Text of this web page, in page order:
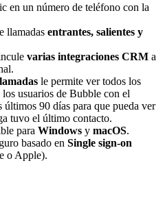
en un número de teléfono con la
llamadas entrantes, salientes y
varias integraciones CRM a
le permite ver todos los
usuarios de Bubble con el
90 días para que pueda ver
tuvo el último contacto.
para Windows y macOS.
basado en Single sign-on
o Apple).